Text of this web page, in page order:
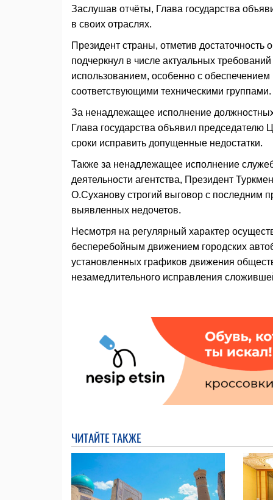
Заслушав отчёты, Глава государства
в своих отраслях.
Президент страны, отметив
подчеркнул в числе актуальных
использованием, особенно с
соответствующими техническими группами.
За ненадлежащее исполнение
Глава государства объявил
сроки исправить допущенные недостатки.
Также за ненадлежащее исполнение
деятельности агентства, Президент
О.Суханову строгий выговор с последним
выявленных недочетов.
Несмотря на регулярный характер
бесперебойным движением городских
установленных графиков движения
незамедлительного исправления
ЧИТАЙТЕ ТАКЖЕ